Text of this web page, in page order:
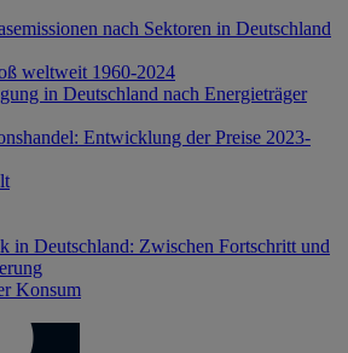
nach Sektoren in Deutschland
weltweit 1960-2024
in Deutschland nach Energieträger
Entwicklung der Preise 2023-
in Deutschland: Zwischen Fortschritt und
Konsum